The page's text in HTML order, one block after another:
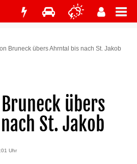
Bruneck übers Ahrntal bis nach St. Jakob
übers
St. Jakob
Uhr